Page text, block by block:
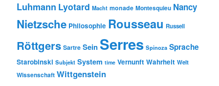
Luhmann Lyotard Macht monade Montesquieu Nancy
Nietzsche Philosophie Rousseau Russell
Röttgers Sartre Sein Serres Spinoza Sprache
Starobinski Subjekt System time Vernunft Wahrheit Welt
Wissenschaft Wittgenstein